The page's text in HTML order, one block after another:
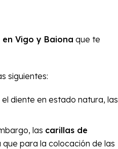
Vigo y Baiona que te
siguientes:
diente en estado natura, las
las carillas de
para la colocación de las